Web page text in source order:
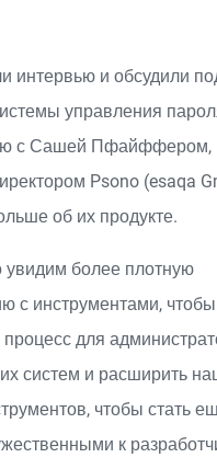
интервью и обсудили
управления
с Сашей Пфайффером,
Psono (esaqa
об их продукте.
увидим более плотную
с инструментами, чтобы
процесс для
систем и расширить
чтобы стать
к